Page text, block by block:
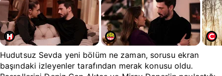
Hudutsuz Sevda yeni bölüm ne zaman, sorusu ekran
başındaki izleyenler tarafından merak konusu oldu.